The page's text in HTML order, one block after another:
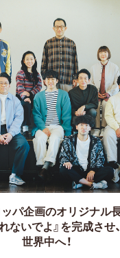
パ企画のオリジナル
ないでよ』を完成させ
世界中へ！